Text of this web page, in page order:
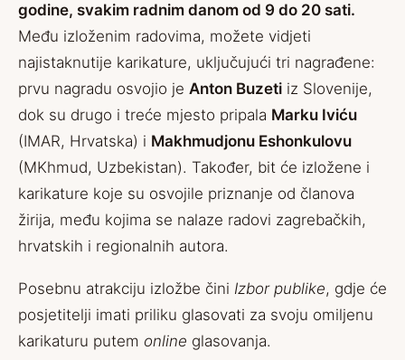
godine, svakim radnim danom od 9 do 20 sati.
Među izloženim radovima, možete vidjeti
najistaknutije karikature, uključujući tri nagrađene:
prvu nagradu osvojio je Anton Buzeti iz Slovenije,
dok su drugo i treće mjesto pripala Marku Iviću
(IMAR, Hrvatska) i Makhmudjonu Eshonkulovu
(MKhmud, Uzbekistan). Također, bit će izložene i
karikature koje su osvojile priznanje od članova
žirija, među kojima se nalaze radovi zagrebačkih,
hrvatskih i regionalnih autora.
Posebnu atrakciju izložbe čini Izbor publike, gdje će
posjetitelji imati priliku glasovati za svoju omiljenu
karikaturu putem online glasovanja.